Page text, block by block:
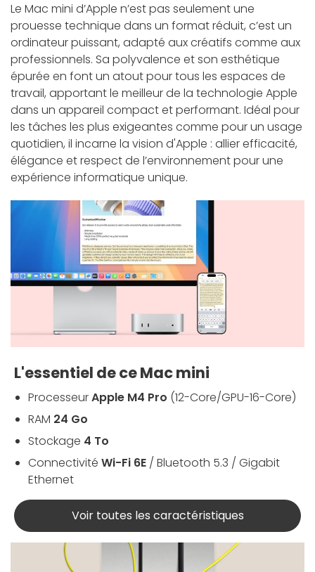
Le Mac mini d’Apple n’est pas seulement une
prouesse technique dans un format réduit, c’est un
ordinateur puissant, adapté aux créatifs comme aux
professionnels. Sa polyvalence et son esthétique
épurée en font un atout pour tous les espaces de
travail, apportant le meilleur de la technologie Apple
dans un appareil compact et performant. Idéal pour
les tâches les plus exigeantes comme pour un usage
quotidien, il incarne la vision d'Apple : allier efficacité,
élégance et respect de l’environnement pour une
expérience informatique unique.
L'essentiel de ce Mac mini
ProcesseurApple M4 Pro (12-Core/GPU-16-Core)
RAM 24 Go
Stockage 4 To
Connectivité Wi-Fi 6E / Bluetooth 5.3 / Gigabit
Ethernet
Voir toutes les caractéristiques